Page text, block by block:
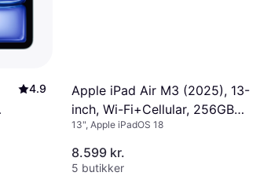
4.9
Apple iPad Air M3 (2025), 13-
inch, Wi-Fi+Cellular, 256GB
Purple
13", Apple iPadOS 18
8.599 kr.
5 butikker